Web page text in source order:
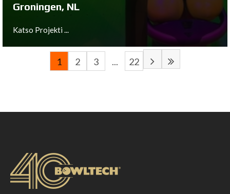
Groningen, NL
Katso Projekti ...
Groningen, NL
1 2 3 ... 22